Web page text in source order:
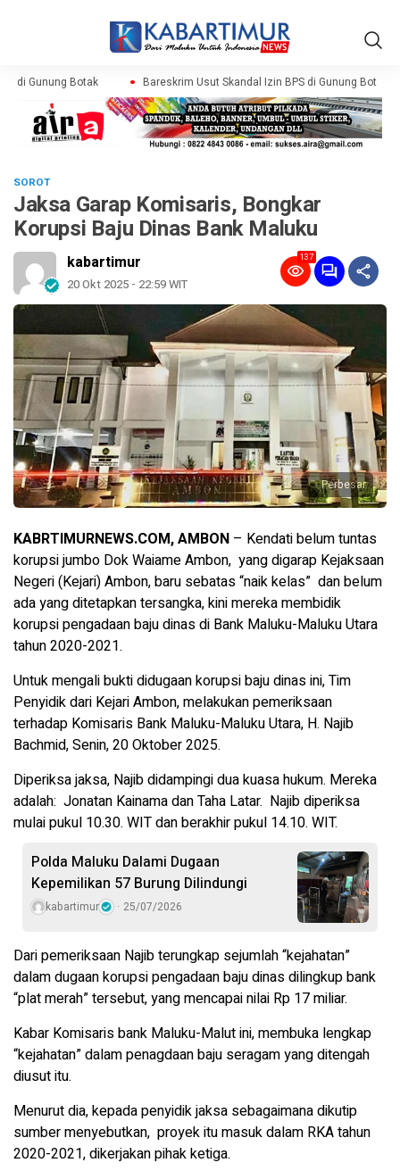
di Gunung Botak Bareskrim Usut Skandal Izin BPS di Gunung Botak
SOROT
Jaksa Garap Komisaris, Bongkar
Korupsi Baju Dinas Bank Maluku
kabartimur
20 Okt 2025 - 22:59 WIT
137
Perbesar
KABRTIMURNEWS.COM, AMBON – Kendati belum tuntas
korupsi jumbo Dok Waiame Ambon, yang digarap Kejaksaan
Negeri (Kejari) Ambon, baru sebatas “naik kelas” dan belum
ada yang ditetapkan tersangka, kini mereka membidik
korupsi pengadaan baju dinas di Bank Maluku-Maluku Utara
tahun 2020-2021.
Untuk mengali bukti didugaan korupsi baju dinas ini, Tim
Penyidik dari Kejari Ambon, melakukan pemeriksaan
terhadap Komisaris Bank Maluku-Maluku Utara, H. Najib
Bachmid, Senin, 20 Oktober 2025.
Diperiksa jaksa, Najib didampingi dua kuasa hukum. Mereka
adalah: Jonatan Kainama dan Taha Latar. Najib diperiksa
mulai pukul 10.30. WIT dan berakhir pukul 14.10. WIT.
Polda Maluku Dalami Dugaan
Kepemilikan 57 Burung Dilindungi
kabartimur 25/07/2026
Dari pemeriksaan Najib terungkap sejumlah “kejahatan”
dalam dugaan korupsi pengadaan baju dinas dilingkup bank
“plat merah” tersebut, yang mencapai nilai Rp 17 miliar.
Kabar Komisaris bank Maluku-Malut ini, membuka lengkap
“kejahatan” dalam penagdaan baju seragam yang ditengah
diusut itu.
Menurut dia, kepada penyidik jaksa sebagaimana dikutip
sumber menyebutkan, proyek itu masuk dalam RKA tahun
2020-2021, dikerjakan pihak ketiga.